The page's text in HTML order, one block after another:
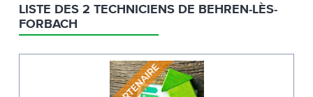
LISTE DES 2 TECHNICIENS DE BEHREN-LÈS-
FORBACH